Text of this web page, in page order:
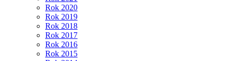
Rok 2020
Rok 2019
Rok 2018
Rok 2017
Rok 2016
Rok 2015